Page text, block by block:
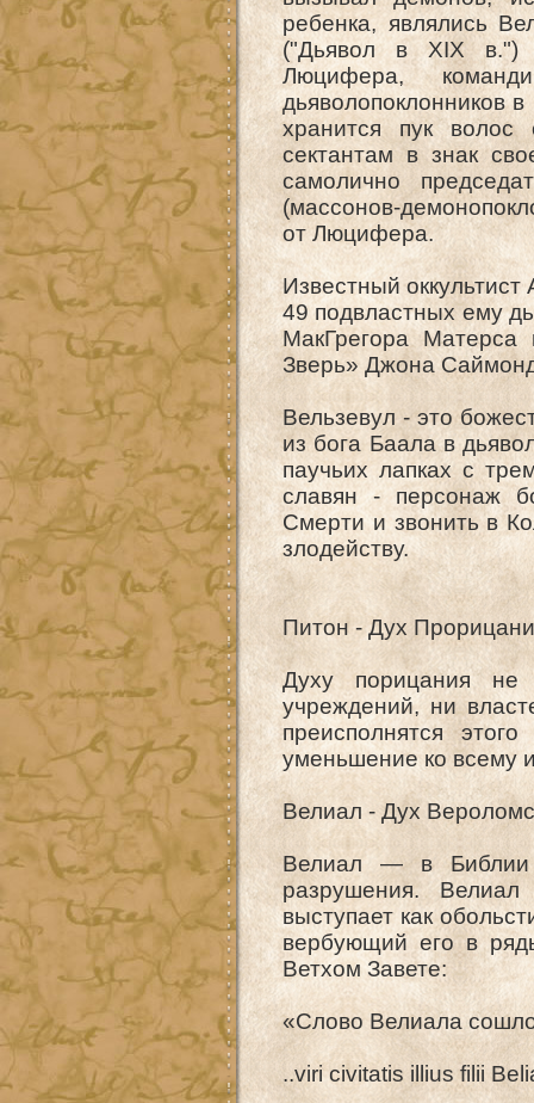
ребенка, являлись
("Дьявол в XIX в.")
Люцифера,
дьяволопоклонников
хранится пук
сектантам в знак
самолично
(массонов-
от Люцифера.
Известный
49 подвластных ему
МакГрегора
Зверь» Джона
Вельзевул - это
из бога Баала в
паучьих лапках с
славян - персонаж
Смерти и звонить в
злодейству.
Питон - Дух
Духу порицания
учреждений, ни
преисполнятся
уменьшение ко всему
Велиал - Дух
Велиал — в Библии
разрушения.
выступает как
вербующий его в
Ветхом Завете:
«Слово Велиала
..viri civitatis illius filii